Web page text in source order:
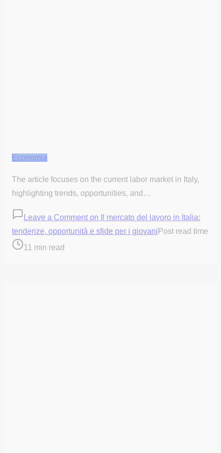
Economia
The article focuses on the current labor market in Italy,
highlighting trends, opportunities, and…
Leave a Comment on Il mercato del lavoro in Italia:
tendenze, opportunità e sfide per i giovani Post read time
11 min read